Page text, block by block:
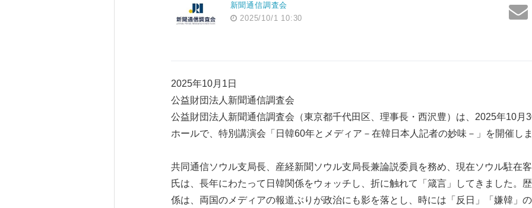
新聞通信調査会
2025/10/1 10:30
2025年10月1日
公益財団法人新聞通信調査会
公益財団法人新聞通信調査会（東京都千代田区、理事長・西沢豊）は、2025年10月
ホールで、特別講演会「日韓60年とメディア－在韓日本人記者の妙味－」を開催し
共同通信ソウル支局長、産経新聞ソウル支局長兼論説委員を務め、現在ソウル駐在
氏は、長年にわたって日韓関係をウォッチし、折に触れて「箴言」してきました。
係は、両国のメディアの報道ぶりが政治にも影を落とし、時には「反日」「嫌韓」